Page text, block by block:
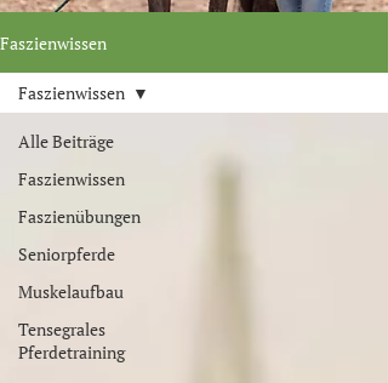
Faszienwissen
Alle Beiträge
Faszienwissen
Faszienübungen
Seniorpferde
Muskelaufbau
Tensegrales
Pferdetraining
Faszienwissen